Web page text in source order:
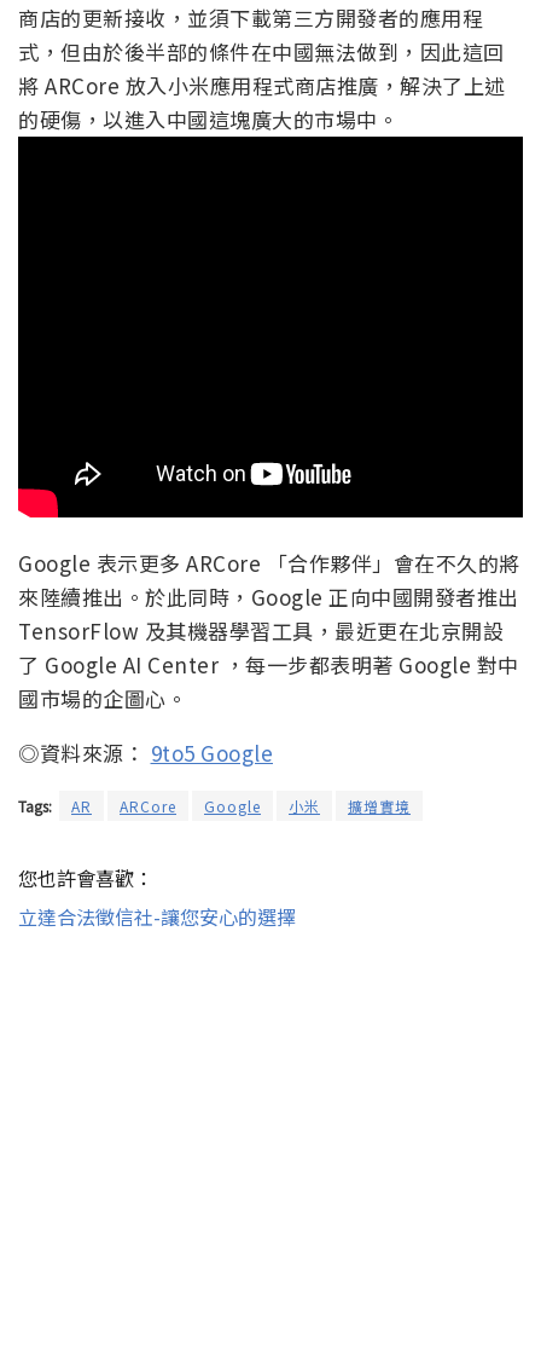
商店的更新接收，並須下載第三方開發者的應用程
式，但由於後半部的條件在中國無法做到，因此這回
將 ARCore 放入小米應用程式商店推廣，解決了上述
的硬傷，以進入中國這塊廣大的市場中。
Google 表示更多 ARCore 「合作夥伴」會在不久的將
來陸續推出。於此同時，Google 正向中國開發者推出
TensorFlow 及其機器學習工具，最近更在北京開設
了 Google AI Center ，每一步都表明著 Google 對中
國市場的企圖心。
◎資料來源： 9to5 Google
Tags: AR ARCore Google 小米 擴增實境
您也許會喜歡：
立達合法徵信社-讓您安心的選擇